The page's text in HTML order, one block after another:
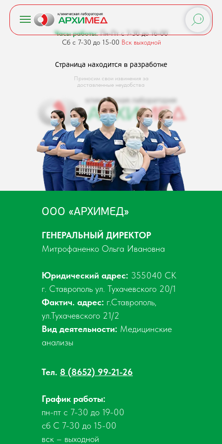
Часы работы:Пн-Пт с 7-30 до 16-00
Сб с 7-30 до 15-00 Вск выходной
Страница находится в разработке
Приносим свои извинения за
доставленные неудобства
ГЕНЕРАЛЬНЫЙ ДИРЕКТОР
Митрофаненко Ольга Ивановна
Юридический адрес: 355040 СК
г. Ставрополь ул. Тухачевского 20/1
Фактич. адрес: г.Ставрополь,
ул.Тухачевского 21/2
Вид деятельности: Медицинские
анализы
Тел. 8 (8652) 99-21-26
График работы:
пн-пт с 7-30 до 19-00
сб С 7-30 до 15-00
вск – выходной
ООО «АРХИМЕД»